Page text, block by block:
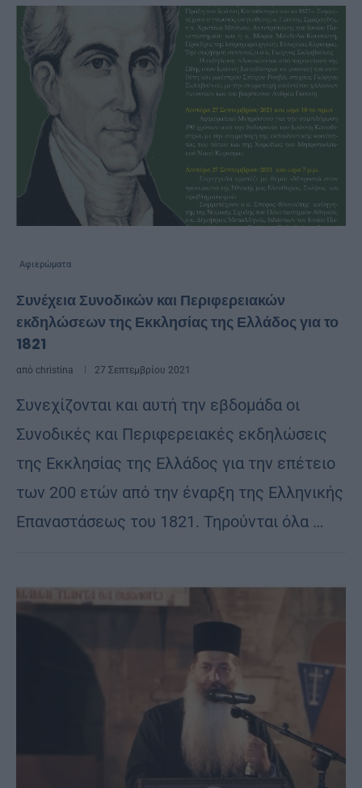
Αφιερώματα
Συνέχεια Συνοδικών και Περιφερειακών
εκδηλώσεων της Εκκλησίας της Ελλάδος για το
1821
από christina 27 Σεπτεμβρίου 2021
Συνεχίζονται και αυτή την εβδομάδα οι
Συνοδικές και Περιφερειακές εκδηλώσεις
της Εκκλησίας της Ελλάδος για την επέτειο
των 200 ετών από την έναρξη της Ελληνικής
Επαναστάσεως του 1821. Τηρούνται όλα …